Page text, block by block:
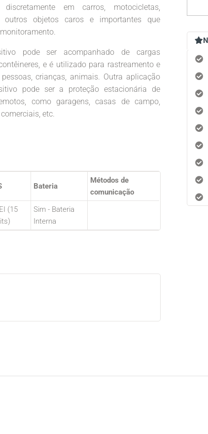
discretamente em carros, motocicletas,
outros objetos caros e importantes que
pode ser acompanhado de cargas
e é utilizado para rastreamento e
crianças, animais. Outra aplicação
pode ser a proteção estacionária de
como garagens, casas de campo,
etc.
Bateria
Métodos de
comunicação
(15
Sim - Bateria
Interna